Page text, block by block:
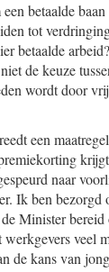
betaalde
tot
betaalde
de keuze
wordt door
een
naar voor
Ik ben
Minister
veel
de kans van